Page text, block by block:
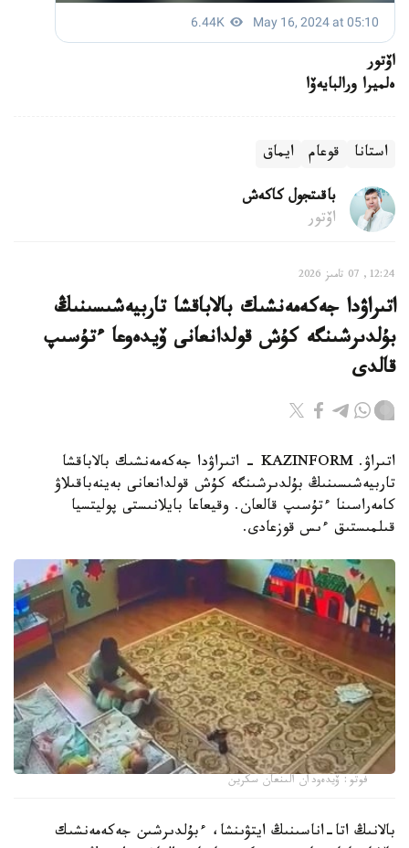
اۆتور
ەلميرا ورالبايەۆا
استانا قوعام ايماق
باقىتجول كاكەش
اۆتور
12:24, 07 تامىز 2026
اتىراۋدا جەكەمەنشىك بالاباقشا تاربيەشىسىنىڭ
بۇلدىرشىنگە كۇش قولدانعانى ۆيدەوعا ءتۇسىپ
قالدى
اتىراۋ. KAZINFORM - اتىراۋدا جەكەمەنشىك بالاباقشا
تاربيەشىسىنىڭ بۇلدىرشىنگە كۇش قولدانعانى بەينەباقىلاۋ
كامەراسىنا ءتۇسىپ قالعان. وقيعاعا بايلانىستى پوليتسيا
قىلمىستىق ءىس قوزعادى.
فوتو: ۆيدەودان الىنعان سكرين
بالانىڭ اتا-اناسىنىڭ ايتۋىنشا، ءبۇلدىرشىن جەكەمەنشىك